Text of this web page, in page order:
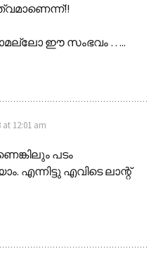
ഈ സംഭവം …..
at 12:01 am
പടം
എന്നിട്ടു എവിടെ ലാന്റ്